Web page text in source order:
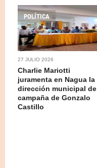
POLÍTICA
27 JULIO 2026
Charlie Mariotti
juramenta en Nagua la
dirección municipal de
campaña de Gonzalo
Castillo